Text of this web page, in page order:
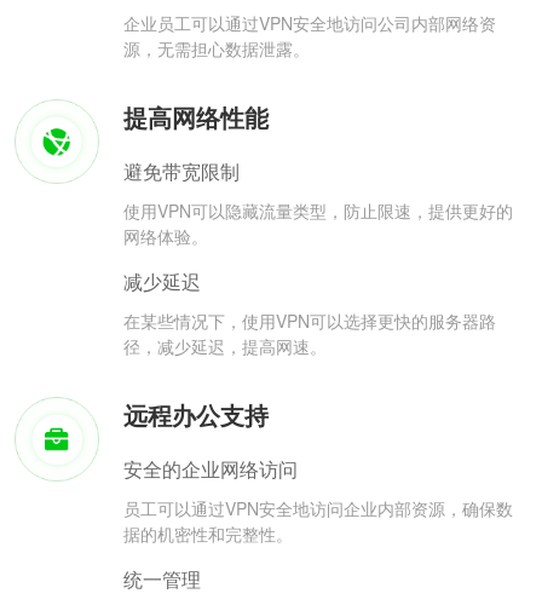
企业员工可以通过VPN安全地访问公司内部网络资
源，无需担心数据泄露。
提高网络性能
避免带宽限制
使用VPN可以隐藏流量类型，防止限速，提供更好的
网络体验。
减少延迟
在某些情况下，使用VPN可以选择更快的服务器路
径，减少延迟，提高网速。
远程办公支持
安全的企业网络访问
员工可以通过VPN安全地访问企业内部资源，确保数
据的机密性和完整性。
统一管理